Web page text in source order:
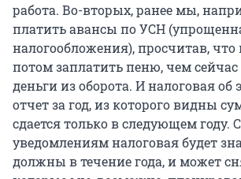
работа. Во-вторых, ранее мы,
платить авансы по УСН
налогообложения), просчитав,
потом заплатить пеню, чем
деньги из оборота. И налоговая об
отчет за год, из которого видны
сдается только в следующем году.
уведомлениям налоговая будет
должны в течение года, и может